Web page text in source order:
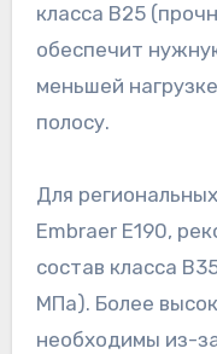
класса B25
обеспечит
меньшей
полосу.
Для
Embraer E190,
состав класса
МПа). Более
необходимы из-